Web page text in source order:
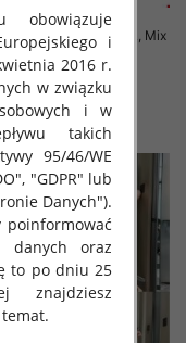
damska Roz M/L/XL, Mix
kolor Paczka 12 szt
29.00 zł
szczegóły
i
2016 r.
w związku
i w
takich
95/46/WE
"GDPR" lub
Danych").
danych oraz
to po dniu 25
znajdziesz